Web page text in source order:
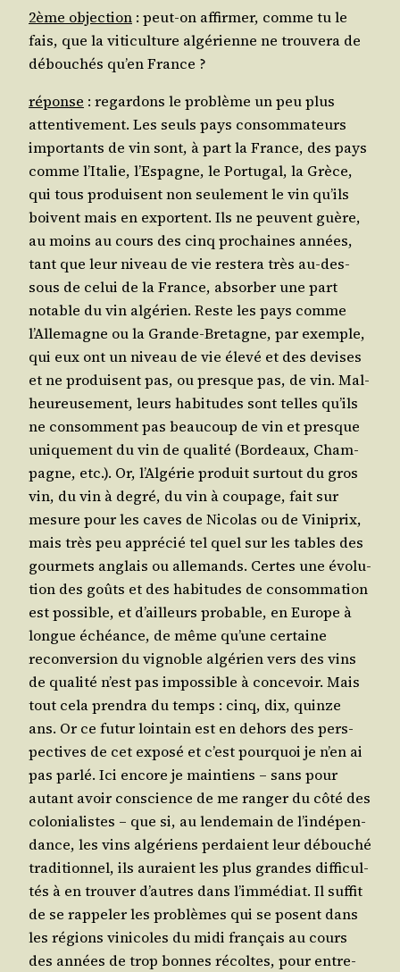
2ème objec­tion : peut-on affir­mer, comme tu le
fais, que la viti­cul­ture algé­rienne ne trou­ve­ra de
débou­chés qu’en France ?
réponse : regar­dons le pro­blème un peu plus
atten­ti­ve­ment. Les seuls pays consom­ma­teurs
impor­tants de vin sont, à part la France, des pays
comme l’I­ta­lie, l’Es­pagne, le Por­tu­gal, la Grèce,
qui tous pro­duisent non seule­ment le vin qu’ils
boivent mais en exportent. Ils ne peuvent guère,
au moins au cours des cinq pro­chaines années,
tant que leur niveau de vie res­te­ra très au-des­
sous de celui de la France, absor­ber une part
notable du vin algé­rien. Reste les pays comme
l’Al­le­magne ou la Grande-Bre­tagne, par exemple,
qui eux ont un niveau de vie éle­vé et des devises
et ne pro­duisent pas, ou presque pas, de vin. Mal­
heu­reu­se­ment, leurs habi­tudes sont telles qu’ils
ne consomment pas beau­coup de vin et presque
uni­que­ment du vin de qua­li­té (Bor­deaux, Cham­
pagne, etc.). Or, l’Al­gé­rie pro­duit sur­tout du gros
vin, du vin à degré, du vin à cou­page, fait sur
mesure pour les caves de Nico­las ou de Vini­prix,
mais très peu appré­cié tel quel sur les tables des
gour­mets anglais ou alle­mands. Certes une évo­lu­
tion des goûts et des habi­tudes de consom­ma­tion
est pos­sible, et d’ailleurs pro­bable, en Europe à
longue échéance, de même qu’une cer­taine
recon­ver­sion du vignoble algé­rien vers des vins
de qua­li­té n’est pas impos­sible à conce­voir. Mais
tout cela pren­dra du temps : cinq, dix, quinze
ans. Or ce futur loin­tain est en dehors des pers­
pec­tives de cet expo­sé et c’est pour­quoi je n’en ai
pas par­lé. Ici encore je main­tiens – sans pour
autant avoir conscience de me ran­ger du côté des
colo­nia­listes – que si, au len­de­main de l’in­dé­pen­
dance, les vins algé­riens per­daient leur débou­ché
tra­di­tion­nel, ils auraient les plus grandes dif­fi­cul­
tés à en trou­ver d’autres dans l’im­mé­diat. Il suf­fit
de se rap­pe­ler les pro­blèmes qui se posent dans
les régions vini­coles du midi fran­çais au cours
des années de trop bonnes récoltes, pour entre­